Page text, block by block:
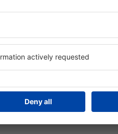
va
În
Facilitățile
cazare și de
cu chicinetă,
prepararea
Vizitatorii pot
restaurant sau
cazare în
Cât costă